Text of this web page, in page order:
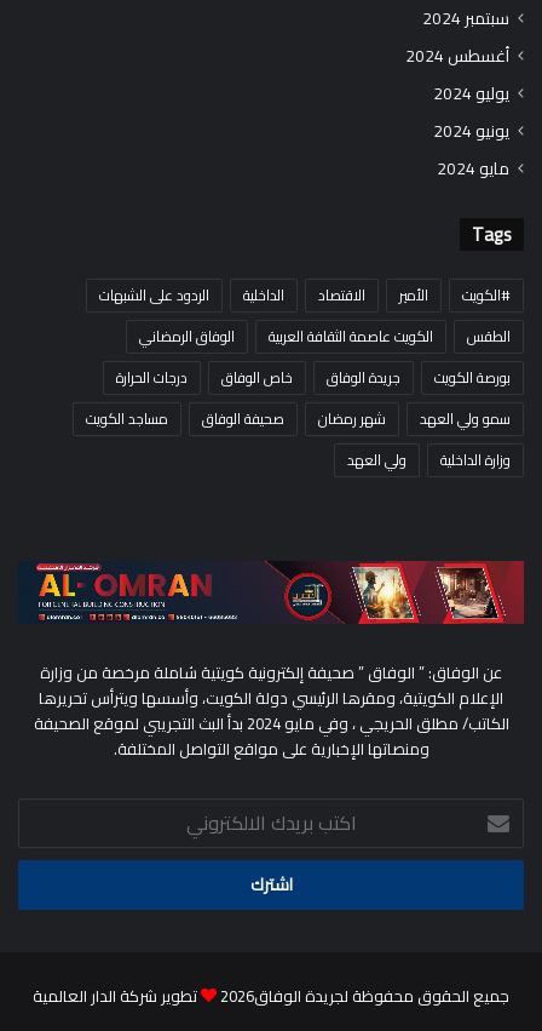
سبتمبر 2024
أغسطس 2024
يوليو 2024
يونيو 2024
مايو 2024
Tags
#الكويت الأمير الاقتصاد الداخلية
الردود على الشبهات
الطقس
الكويت عاصمة الثقافة العربية
الوفاق الرمضاني
بورصة الكويت
جريدة الوفاق خاص الوفاق
درجات الحرارة
سمو ولي العهد
شهر رمضان صحيفة الوفاق
مساجد الكويت
وزارة الداخلية
ولي العهد
عن الوفاق: ” الوفاق ” صحيفة إلكترونية كويتية شاملة مرخصة من وزارة
الإعلام الكويتية، ومقرها الرئيسي دولة الكويت، وأسسها ويترأس تحريرها
الكاتب/ مطلق الحريجي ، وفي مايو 2024 بدأ البث التجريبي لموقع الصحيفة
ومنصاتها الإخبارية على مواقع التواصل المختلفة.
اكتب
بريدك
الالكتروني
جميع الحقوق محفوظة لجريدة الوفاق2026 تطوير شركة الدار العالمية